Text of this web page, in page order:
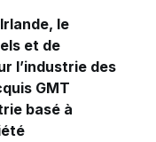
le
et de
l’industrie des
GMT
basé à